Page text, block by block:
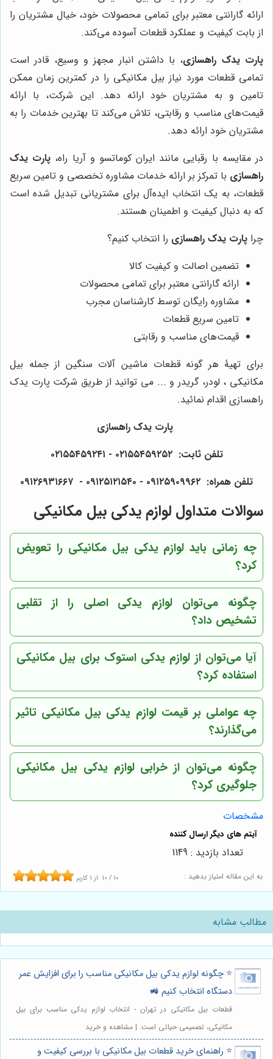
ارائه گارانتی معتبر برای تمامی محصولات خود، خیال مشتریان را
از بابت کیفیت و عملکرد قطعات آسوده می‌کند.
پارت یدک راهسازی، با داشتن انبار مجهز و وسیع، قادر است
تمامی قطعات مورد نیاز بیل مکانیکی را در کمترین زمان ممکن
تامین و به مشتریان خود ارائه دهد. این شرکت، با ارائه
قیمت‌های مناسب و رقابتی، تلاش می‌کند تا بهترین خدمات را به
مشتریان خود ارائه دهد.
در مقایسه با رقبایی مانند ایران کوماتسو و آریا راه، پارت یدک
راهسازی با تمرکز بر ارائه خدمات مشاوره تخصصی و تامین سریع
قطعات، به یک انتخاب ایده‌آل برای مشتریانی تبدیل شده است
که به دنبال کیفیت و اطمینان هستند.
چرا پارت یدک راهسازی را انتخاب کنیم؟
تضمین اصالت و کیفیت کالا
ارائه گارانتی معتبر برای تمامی محصولات
مشاوره رایگان توسط کارشناسان مجرب
تامین سریع قطعات
قیمت‌های مناسب و رقابتی
برای تهیۀ هر گونه قطعات ماشین آلات سنگین از جمله بیل
مکانیکی ، لودر، گریدر و ... می توانید از طریق شرکت پارت یدک
راهسازی اقدام نمائید.
پارت یدک راهسازی
تلفن ثابت: ۰۲۱۵۵۴۵۹۲۵۲ - ۰۲۱۵۵۴۵۹۲۴۱
تلفن همراه: ۰۹۱۲۵۹۰۹۹۶۲ - ۰۹۱۲۵۱۲۱۵۴۰‌‌‌ - ۰۹۱۲۶۹۳۱۶۶۷
سوالات متداول لوازم یدکی بیل مکانیکی
چه زمانی باید لوازم یدکی بیل مکانیکی را تعویض
کرد؟
چگونه می‌توان لوازم یدکی اصلی را از تقلبی
تشخیص داد؟
آیا می‌توان از لوازم یدکی استوک برای بیل مکانیکی
استفاده کرد؟
چه عواملی بر قیمت لوازم یدکی بیل مکانیکی تاثیر
می‌گذارند؟
چگونه می‌توان از خرابی لوازم یدکی بیل مکانیکی
جلوگیری کرد؟
مشخصات
به این مقاله امتیاز بدهید : 10 / 10 از 1 کاربر
تعداد بازدید : 1149
مطالب مشابه
⭐️ چگونه لوازم یدکی بیل مکانیکی مناسب را برای افزایش عمر
دستگاه انتخاب کنیم 🚜
قطعات بیل مکانیکی در تهران - انتخاب لوازم یدکی مناسب برای بیل
مکانیکی، تصمیمی حیاتی است. | مشاهده و خرید
⭐️ راهنمای خرید قطعات بیل مکانیکی با بررسی کیفیت و